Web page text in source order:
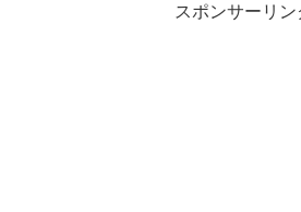
スポンサーリン